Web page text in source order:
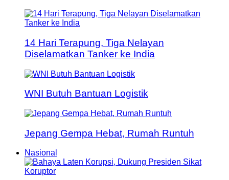
14 Hari Terapung, Tiga Nelayan
Diselamatkan Tanker ke India
WNI Butuh Bantuan Logistik
Jepang Gempa Hebat, Rumah Runtuh
Nasional